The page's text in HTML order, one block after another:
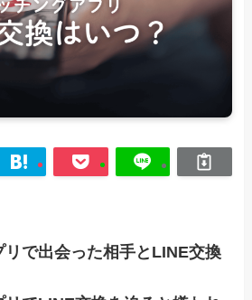
リで出会った相手とLINE交換